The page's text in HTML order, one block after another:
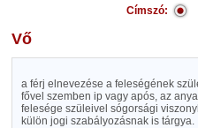
Címszó:
Vő
a férj elnevezése a feleségének
fővel szemben ip vagy após, az
felesége szüleivel sógorsági
külön jogi szabályozásnak is tárgya.